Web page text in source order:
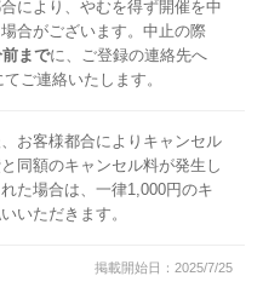
により、やむを得ず開催を中
合がございます。中止の際
までに、ご登録の連絡先へ
てご連絡いたします。
お客様都合によりキャンセル
同額のキャンセル料が発生し
た場合は、一律1,000円のキ
いただきます。
掲載開始日：2025/7/25